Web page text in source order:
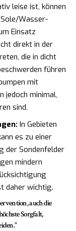
leise ist, können
Wasser-
Einsatz
direkt in der
die in dicht
führen
mit
jedoch minimal,
sind.
In Gebieten
es zu einer
der Sondenfelder
mindern
daher wichtig.
auch die
Sorgfalt,